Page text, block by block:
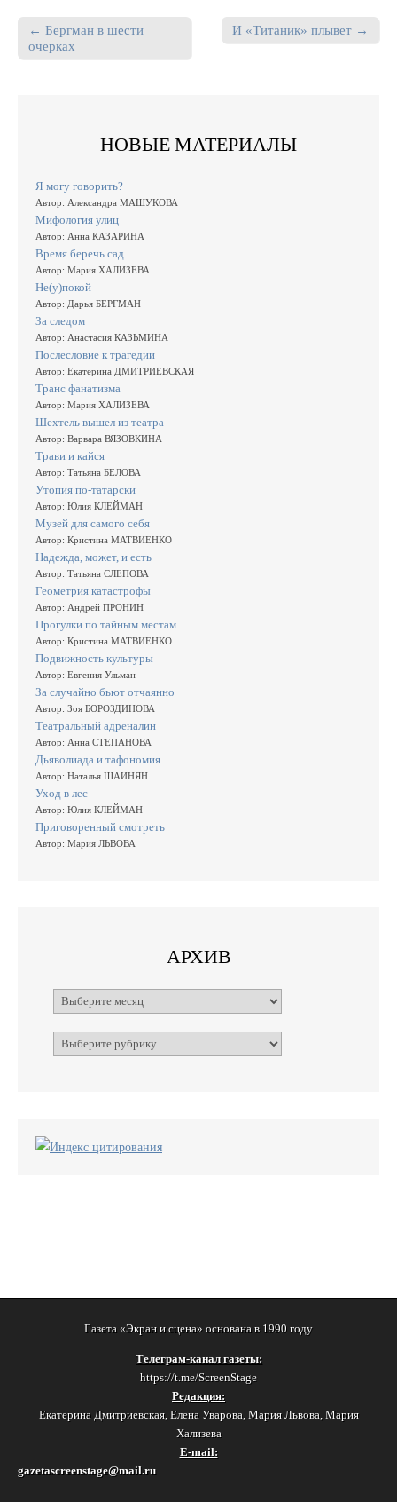
Post navigation
← Бергман в шести
очерках
И «Титаник» плывет →
НОВЫЕ МАТЕРИАЛЫ
Я могу говорить?
Автор: Александра МАШУКОВА
Мифология улиц
Автор: Анна КАЗАРИНА
Время беречь сад
Автор: Мария ХАЛИЗЕВА
Не(у)покой
Автор: Дарья БЕРГМАН
За следом
Автор: Анастасия КАЗЬМИНА
Послесловие к трагедии
Автор: Екатерина ДМИТРИЕВСКАЯ
Транс фанатизма
Автор: Мария ХАЛИЗЕВА
Шехтель вышел из театра
Автор: Варвара ВЯЗОВКИНА
Трави и кайся
Автор: Татьяна БЕЛОВА
Утопия по-татарски
Автор: Юлия КЛЕЙМАН
Музей для самого себя
Автор: Кристина МАТВИЕНКО
Надежда, может, и есть
Автор: Татьяна СЛЕПОВА
Геометрия катастрофы
Автор: Андрей ПРОНИН
Прогулки по тайным местам
Автор: Кристина МАТВИЕНКО
Подвижность культуры
Автор: Евгения Ульман
За случайно бьют отчаянно
Автор: Зоя БОРОЗДИНОВА
Театральный адреналин
Автор: Анна СТЕПАНОВА
Дьяволиада и тафономия
Автор: Наталья ШАИНЯН
Уход в лес
Автор: Юлия КЛЕЙМАН
Приговоренный смотреть
Автор: Мария ЛЬВОВА
АРХИВ
Архивы
Рубрики
Газета «Экран и сцена» основана в 1990 году
Телеграм-канал газеты:
https://t.me/ScreenStage
Редакция:
Екатерина Дмитриевская, Елена Уварова, Мария Львова, Мария
Хализева
E-mail:
gazetascreenstage@mail.ru